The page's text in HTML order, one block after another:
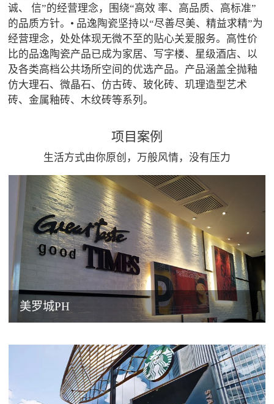
诚、 信”的经营理念，围绕“高效 率、高品质、高标准”
的品质方针。• 品逸陶瓷坚持以“尽善尽美、精益求精”为
经营理念，处处体现无微不至的贴心关爱服务。高性价
比的品逸陶瓷产品已成为家居、写字楼、星级酒店、以
及各类高档公共场所空间的优选产品。产品涵盖全抛釉
仿大理石、微晶石、仿古砖、玻化砖、玑理造型艺术
砖、金属釉砖、木纹砖等系列。
项目案例
生活方式由你原创，万般风情，没有压力
美罗城PH